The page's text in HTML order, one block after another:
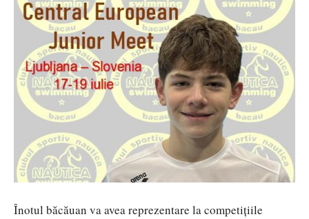
Înotul băcăuan va avea reprezentare la competițiile